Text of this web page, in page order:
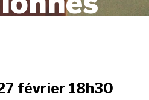
février 18h30